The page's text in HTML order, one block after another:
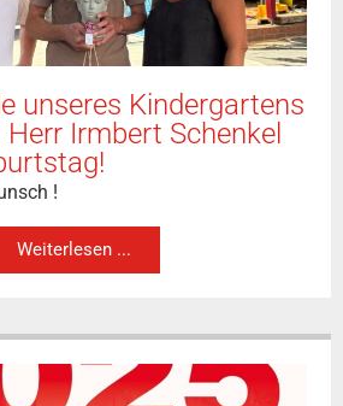
unseres Kindergartens
Irmbert Schenkel
!
Weiterlesen ...